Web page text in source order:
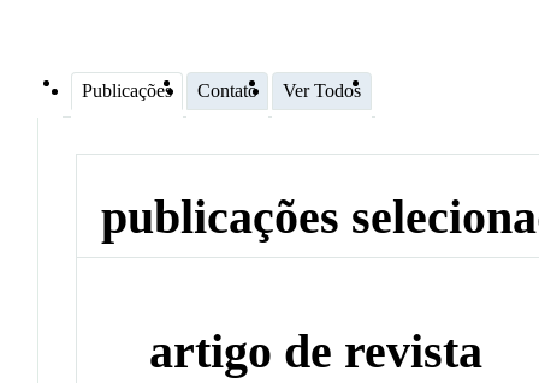
Publicações Contato Ver Todos
publicações
artigo de revista